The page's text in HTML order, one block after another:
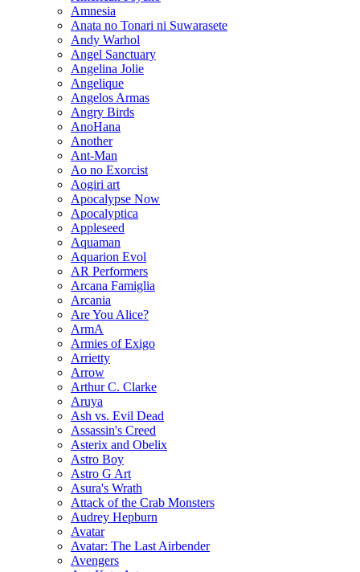
Amnesia
Anata no Tonari ni Suwarasete
Andy Warhol
Angel Sanctuary
Angelina Jolie
Angelique
Angelos Armas
Angry Birds
AnoHana
Another
Ant-Man
Ao no Exorcist
Aogiri art
Apocalypse Now
Apocalyptica
Appleseed
Aquaman
Aquarion Evol
AR Performers
Arcana Famiglia
Arcania
Are You Alice?
ArmA
Armies of Exigo
Arrietty
Arrow
Arthur C. Clarke
Aruya
Ash vs. Evil Dead
Assassin's Creed
Asterix and Obelix
Astro Boy
Astro G Art
Asura's Wrath
Attack of the Crab Monsters
Audrey Hepburn
Avatar
Avatar: The Last Airbender
Avengers